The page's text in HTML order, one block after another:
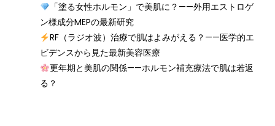
「塗る女性ホルモン」で美肌に？——外用エストロゲ
ン様成分MEPの最新研究
RF（ラジオ波）治療で肌はよみがえる？——医学的エ
ビデンスから見た最新美容医療
更年期と美肌の関係——ホルモン補充療法で肌は若返
る？